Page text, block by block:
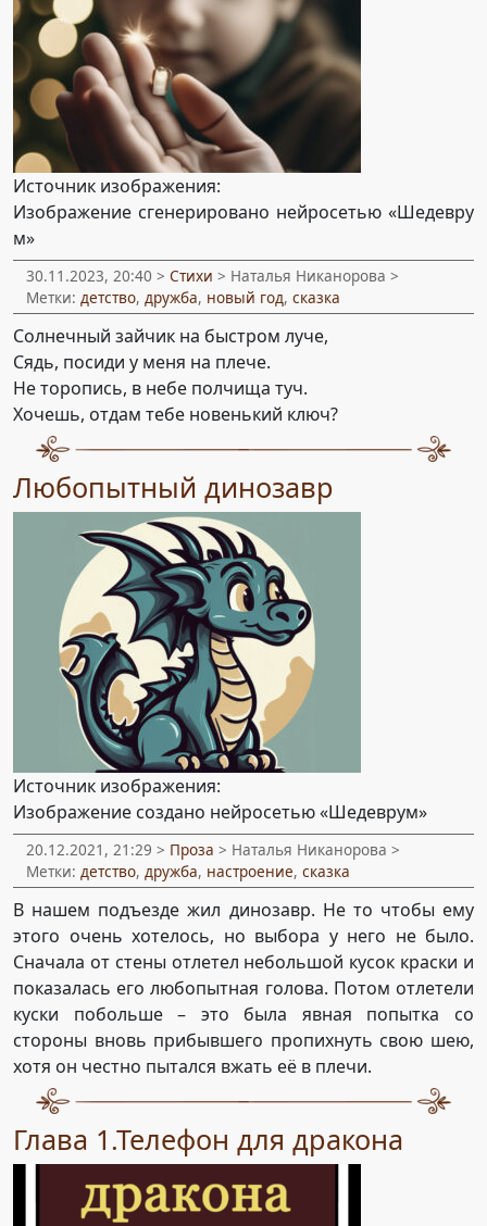
Источник изображения:
Изображение сгенерировано нейросетью «Шедевру
м»
30.11.2023, 20:40 > Стихи > Наталья Никанорова >
Метки: детство, дружба, новый год, сказка
Солнечный зайчик на быстром луче,
Сядь, посиди у меня на плече.
Не торопись, в небе полчища туч.
Хочешь, отдам тебе новенький ключ?
Любопытный динозавр
Источник изображения:
Изображение создано нейросетью «Шедеврум»
20.12.2021, 21:29 > Проза > Наталья Никанорова >
Метки: детство, дружба, настроение, сказка
В нашем подъезде жил динозавр. Не то чтобы ему
этого очень хотелось, но выбора у него не было.
Сначала от стены отлетел небольшой кусок краски и
показалась его любопытная голова. Потом отлетели
куски побольше – это была явная попытка со
стороны вновь прибывшего пропихнуть свою шею,
хотя он честно пытался вжать её в плечи.
Глава 1.Телефон для дракона